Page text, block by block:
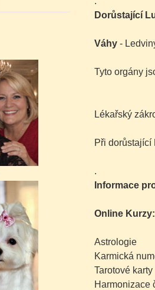
Dorůstající
Váhy-
Tyto orgány
Lékařský
Při dorůstající
.
Informace
Online Kurzy:
Astrologie
Karmická
Tarotové karty
Harmonizace